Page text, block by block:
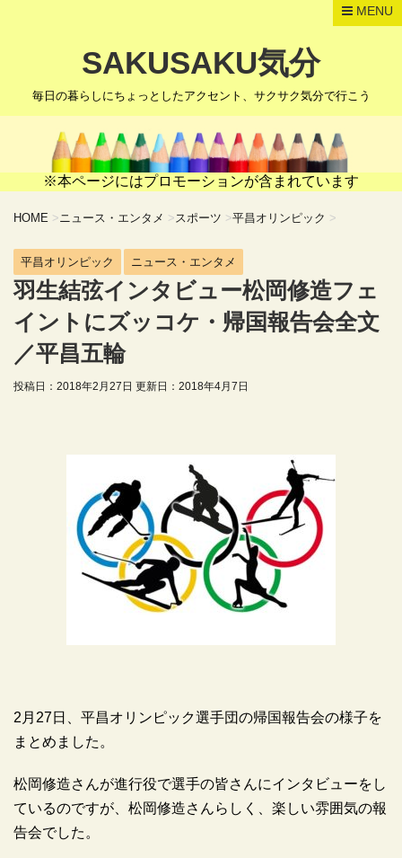
MENU
SAKUSAKU気分
毎日の暮らしにちょっとしたアクセント、サクサク気分で行こう
※本ページにはプロモーションが含まれています
HOME >ニュース・エンタメ >スポーツ >平昌オリンピック >
平昌オリンピック ニュース・エンタメ
羽生結弦インタビュー松岡修造フェ
イントにズッコケ・帰国報告会全文
／平昌五輪
投稿日：2018年2月27日 更新日： 2018年4月7日
2月27日、平昌オリンピック選手団の帰国報告会の様子を
まとめました。
松岡修造さんが進行役で選手の皆さんにインタビューをし
ているのですが、松岡修造さんらしく、楽しい雰囲気の報
告会でした。